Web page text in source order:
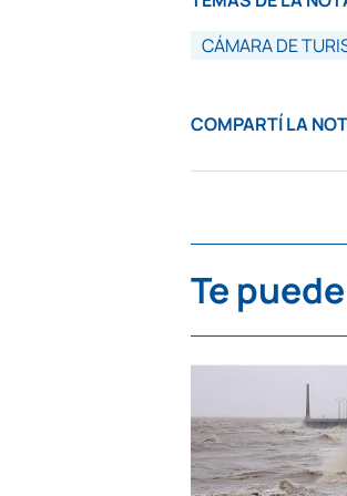
CÁMARA DE
COMPARTÍ LA
Te